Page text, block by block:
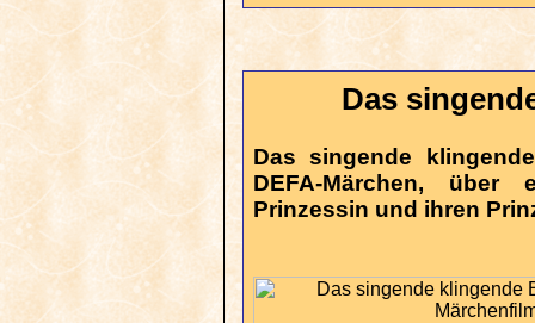
Das
Das singende
DEFA-Märchen,
Prinzessin und ihren